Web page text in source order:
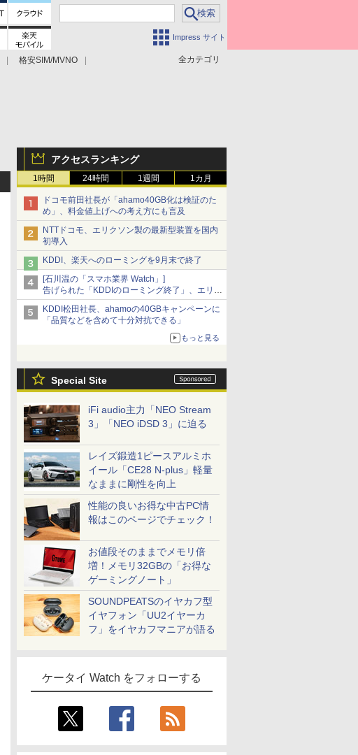
Impress サイト
全カテゴリ
格安SIM/MVNO
アクセスランキング
1時間 24時間 1週間 1カ月
ドコモ前田社長が「ahamo40GB化は検証のた
め」、料金値上げへの考え方にも言及
NTTドコモ、エリクソン製の最新型装置を国内
初導入
KDDI、楽天へのローミングを9月末で終了
[石川温の「スマホ業界 Watch」]
告げられた「KDDIのローミング終了」、エリア
マップの落とし穴と楽天モバイルの課題
KDDI松田社長、ahamoの40GBキャンペーンに
「品質などを含めて十分対抗できる」
もっと見る
Special Site
iFi audio主力「NEO Stream
3」「NEO iDSD 3」に迫る
レイズ鍛造1ピースアルミホ
イール「CE28 N-plus」軽量
なままに剛性を向上
性能の良いお得な中古PC情
報はこのページでチェック！
お値段そのままでメモリ倍
増！メモリ32GBの「お得な
ゲーミングノート」
SOUNDPEATSのイヤカフ型
イヤフォン「UU2イヤーカ
フ」をイヤカフマニアが語る
ケータイ Watch をフォローする